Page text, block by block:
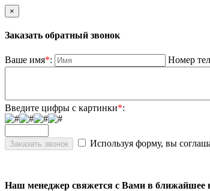
×
Заказать обратный звонок
Ваше имя*: Номер
Введите цифры с картинки*:
Используя форму, вы
Наш менеджер свяжется с Вами в ближайшее